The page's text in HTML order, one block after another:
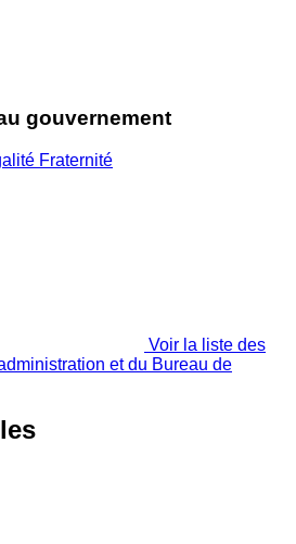
gouvernement
Voir la liste des
et du Bureau de